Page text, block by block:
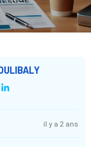
il y a 2 ans